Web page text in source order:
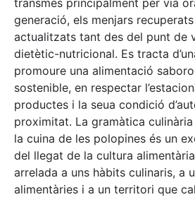
generació, els menjars
actualitzats tant des del punt de
dietètic-nutricional. Es tracta
promoure una alimentació
sostenible, en respectar
productes i la seua condició
proximitat. La gramàtica
la cuina de les polopines és un
del llegat de la cultura
arrelada a uns hàbits culinaris, a
alimentàries i a un territori que